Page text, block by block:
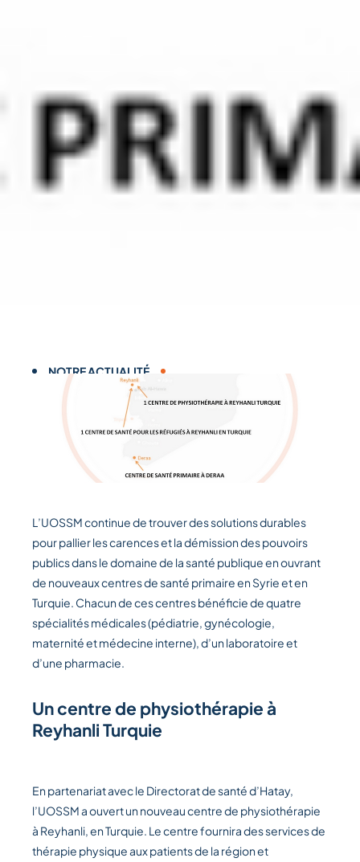
NOTRE ACTUALITÉ
L’UOSSM continue de trouver des solutions durables
pour pallier les carences et la démission des pouvoirs
publics dans le domaine de la santé publique en ouvrant
de nouveaux centres de santé primaire en Syrie et en
Turquie. Chacun de ces centres bénéficie dequatre
spécialités médicales (pédiatrie, gynécologie,
maternité et médecine interne), d’un laboratoire et
d’une pharmacie.
Un centre de physiothérapie à
Reyhanli Turquie
En partenariat avec le Directorat de santé d’Hatay,
l’UOSSM a ouvert un nouveau centre de physiothérapie
à Reyhanli, en Turquie. Le centre fournira des services de
thérapie physique aux patients de la région et